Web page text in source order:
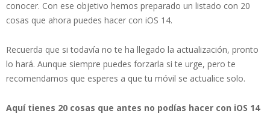
conocer. Con ese objetivo hemos preparado un listado con 20
cosas que ahora puedes hacer con iOS 14.
Recuerda que si todavía no te ha llegado la actualización, pronto
lo hará. Aunque siempre puedes forzarla si te urge, pero te
recomendamos que esperes a que tu móvil se actualice solo.
Aquí tienes 20 cosas que antes no podías hacer con iOS 14